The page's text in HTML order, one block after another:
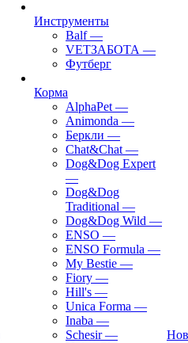
Инструменты
Balf —
VETЗАБОТА —
Футберг
Корма
AlphaPet —
Animonda —
Беркли —
Chat&Chat —
Dog&Dog Expert
—
Dog&Dog
Traditional —
Dog&Dog Wild —
ENSO —
ENSO Formula —
My Bestie —
Fiory —
Hill's —
Unica Forma —
Inaba —
Schesir —